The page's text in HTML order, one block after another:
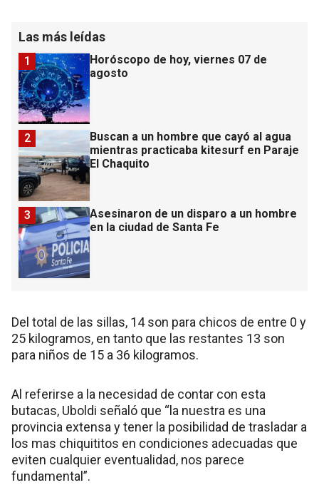
Las más leídas
Horóscopo de hoy, viernes 07 de
agosto
1
Buscan a un hombre que cayó al agua
mientras practicaba kitesurf en Paraje
El Chaquito
2
Asesinaron de un disparo a un hombre
en la ciudad de Santa Fe
3
Del total de las sillas, 14 son para chicos de entre 0 y
25 kilogramos, en tanto que las restantes 13 son
para niños de 15 a 36 kilogramos.
Al referirse a la necesidad de contar con esta
butacas, Uboldi señaló que “la nuestra es una
provincia extensa y tener la posibilidad de trasladar a
los mas chiquititos en condiciones adecuadas que
eviten cualquier eventualidad, nos parece
fundamental”.